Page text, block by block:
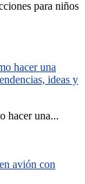
para niños
hacer una
ideas y
hacer una...
avión con